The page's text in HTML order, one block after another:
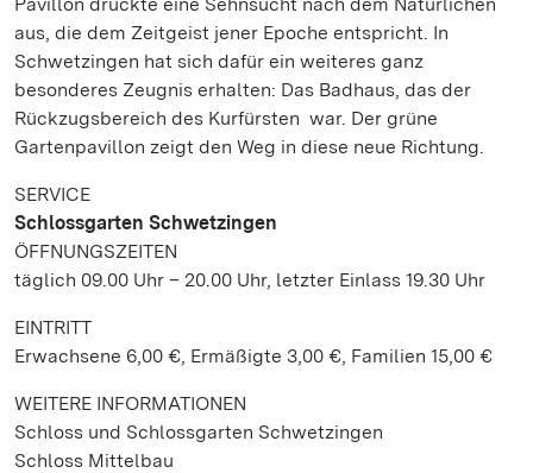
aus, die dem Zeitgeist jener Epoche entspricht. In
Schwetzingen hat sich dafür ein weiteres ganz
besonderes Zeugnis erhalten: Das Badhaus, das der
Rückzugsbereich des Kurfürsten war. Der grüne
Gartenpavillon zeigt den Weg in diese neue Richtung.
SERVICE
Schlossgarten Schwetzingen
ÖFFNUNGSZEITEN
täglich 09.00 Uhr – 20.00 Uhr, letzter Einlass 19.30 Uhr
EINTRITT
Erwachsene 6,00 €, Ermäßigte 3,00 €, Familien 15,00 €
WEITERE INFORMATIONEN
Schloss und Schlossgarten Schwetzingen
Schloss Mittelbau